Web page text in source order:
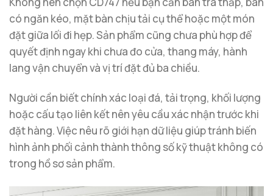
có ngăn kéo, mặt bàn chịu tải cụ thể hoặc một món
đặt giữa lối đi hẹp. Sản phẩm cũng chưa phù hợp để
quyết định ngay khi chưa đo cửa, thang máy, hành
lang vận chuyển và vị trí đặt đủ ba chiều.
Người cần biết chính xác loại đá, tải trọng, khối lượng
hoặc cấu tạo liên kết nên yêu cầu xác nhận trước khi
đặt hàng. Việc nêu rõ giới hạn dữ liệu giúp tránh biến
hình ảnh phối cảnh thành thông số kỹ thuật không có
trong hồ sơ sản phẩm.